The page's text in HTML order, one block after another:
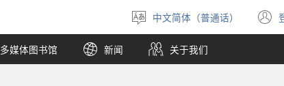
选
择
语
言
中文简体（普通话）
多媒体图书馆 新闻 关于我们